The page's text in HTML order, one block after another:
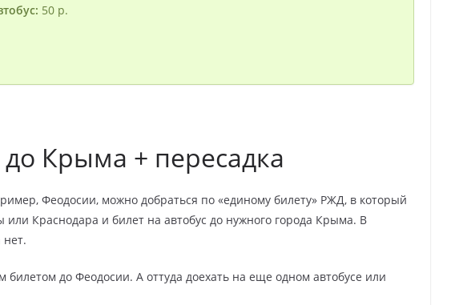
50 р.
Крыма + пересадка
Феодосии, можно добраться по «единому билету» РЖД, в который
или Краснодара и билет на автобус до нужного города Крыма. В
нет.
до Феодосии. А оттуда доехать на еще одном автобусе или